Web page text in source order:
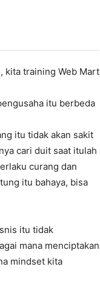
kita training Web Mart
itu berbeda
itu tidak akan sakit
cari duit saat itulah
curang dan
itu bahaya, bisa
itu tidak
mana menciptakan
mindset kita